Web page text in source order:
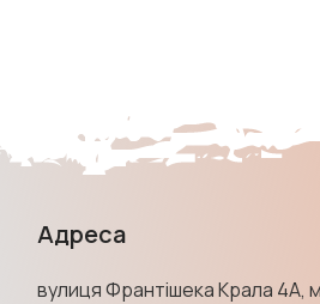
Адреса
вулиця Франтішека Крала 4А,